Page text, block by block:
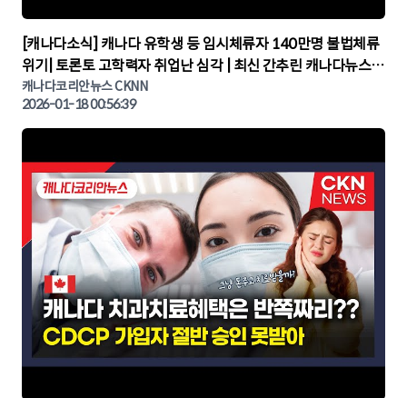
▶
[캐나다소식] 캐나다 유학생 등 임시체류자 140만명 불법체류
위기| 토론토 고학력자 취업난 심각 | 최신 간추린 캐나다뉴스 |
CKNNEWS, 캐나다코리안뉴스
캐나다코리안뉴스 CKNN
2026-01-18 00:56:39